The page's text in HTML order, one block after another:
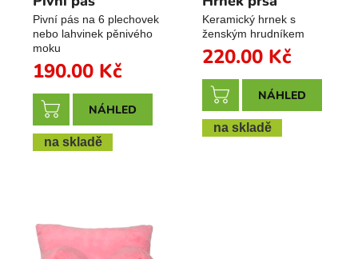
Pivní pás na 6 plechovek
nebo lahvinek pěnivého
moku
190.00 Kč
NÁHLED
na skladě
Keramický hrnek s
ženským hrudníkem
220.00 Kč
NÁHLED
na skladě